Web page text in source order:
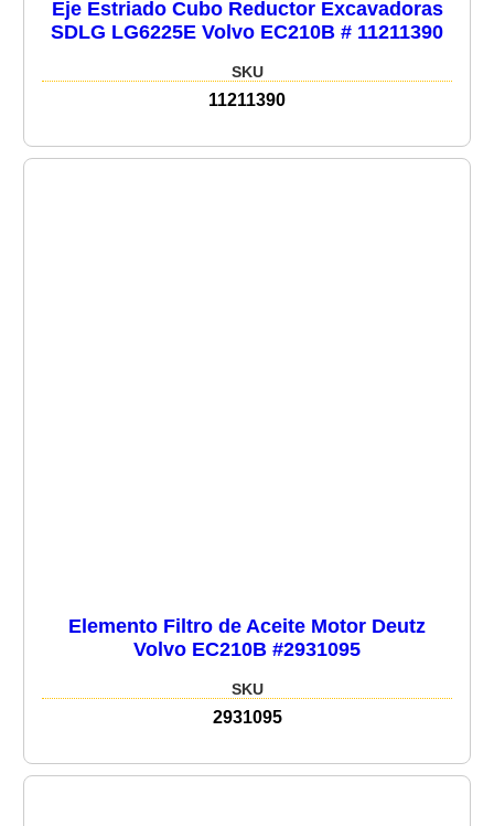
Eje Estriado Cubo Reductor Excavadoras
SDLG LG6225E Volvo EC210B # 11211390
SKU
11211390
Elemento Filtro de Aceite Motor Deutz
Volvo EC210B #2931095
SKU
2931095